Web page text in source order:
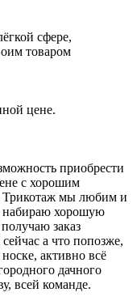
сфере,
товаром
цене.
приобрести
с хорошим
Трикотаж мы любим и
набираю хорошую
заказ
а что попозже,
активно всё
дачного
всей команде.